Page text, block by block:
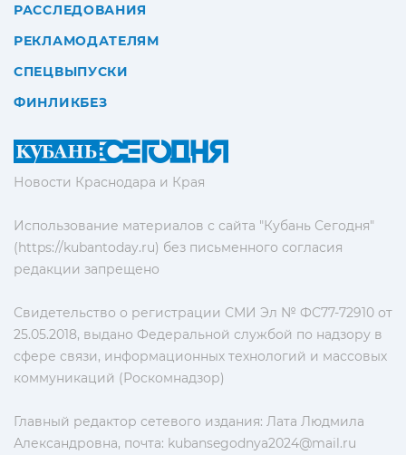
Новости Краснодара и Края
Использование материалов с сайта "Кубань Сегодня"
(https://kubantoday.ru) без письменного согласия
редакции запрещено
Свидетельство о регистрации СМИ Эл № ФС77-72910 от
25.05.2018, выдано Федеральной службой по надзору в
сфере связи, информационных технологий и массовых
коммуникаций (Роскомнадзор)
Главный редактор сетевого издания: Лата Людмила
Александровна, почта: kubansegodnya2024@mail.ru
РАССЛЕДОВАНИЯ
РЕКЛАМОДАТЕЛЯМ
СПЕЦВЫПУСКИ
ФИНЛИКБЕЗ